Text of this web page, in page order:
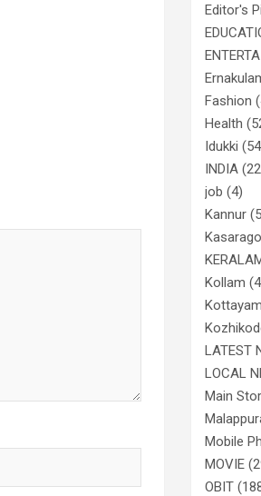
Editor's
Fashion
Health
Idukki
INDIA
job (4)
Kannur
Kollam
Kottayam
LATEST
LOCAL
Main
Mobile
MOVIE
OBIT